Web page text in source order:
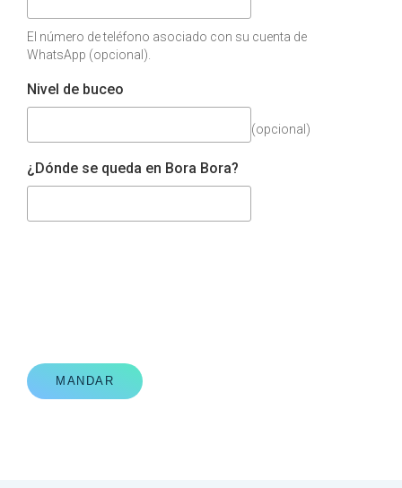
El número de teléfono asociado con su cuenta de
WhatsApp (opcional).
Nivel de buceo
(opcional)
¿Dónde se queda en Bora Bora?
MANDAR